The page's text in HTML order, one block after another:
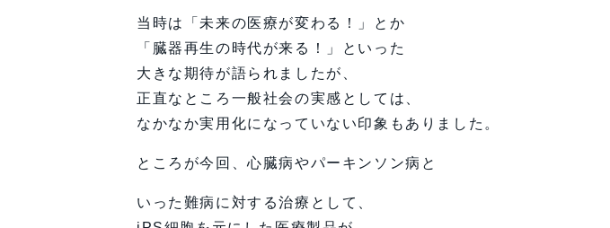
当時は「未来の医療が変わる！」とか
「臓器再生の時代が来る！」といった
大きな期待が語られましたが、
正直なところ一般社会の実感としては、
なかなか実用化になっていない印象もありました。
ところが今回、心臓病やパーキンソン病と
いった難病に対する治療として、